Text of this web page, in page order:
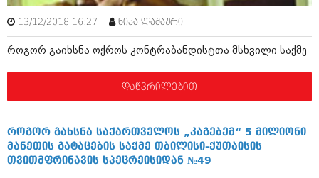
სექტემბერი 2009 (541)
ივლისი 2009 (118)
თებერვალი 0216 (1)
დეკემბერი 0215 (1)
ოქტომბერი 0215 (1)
აგვისტო 0212 (1)
ივნისი 0212 (2)
ნოემბერი 0201 (1)
13/12/2018 16:27 ნიკა ლაშაური
როგორ გაიხსნა ოქროს კონტრაბანდისტთა მსხვილი საქმე
დაწვრილებით
როგორ გახსნა საქართველოს „კაგებემ“ 5 მილიონი
მანეთის გატაცების საქმე თბილისი-ქუთაისის
თვითმფრინავის სპეცრეისიდან №49